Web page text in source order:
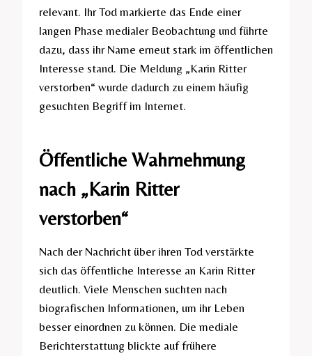
relevant. Ihr Tod markierte das Ende einer
langen Phase medialer Beobachtung und führte
dazu, dass ihr Name erneut stark im öffentlichen
Interesse stand. Die Meldung „Karin Ritter
verstorben“ wurde dadurch zu einem häufig
gesuchten Begriff im Internet.
Öffentliche Wahrnehmung
nach „Karin Ritter
verstorben“
Nach der Nachricht über ihren Tod verstärkte
sich das öffentliche Interesse an Karin Ritter
deutlich. Viele Menschen suchten nach
biografischen Informationen, um ihr Leben
besser einordnen zu können. Die mediale
Berichterstattung blickte auf frühere